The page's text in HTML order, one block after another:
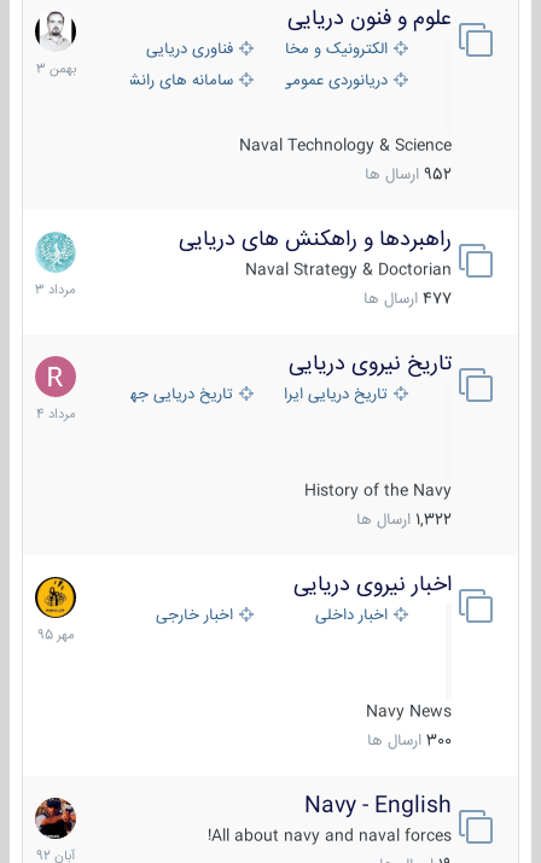
علوم و فنون دریایی
الکترونیک و مخابرات دریاییفناوری دریایی
دریانوردی عمومی
سامانه های رانشی دریایی
Naval Technology & Science
952 ارسال ها
6
بهمن
1403
راهبردها و راهکنش های دریایی
Naval Strategy & Doctorian
477 ارسال ها
2
مرداد
1403
تاریخ نیروی دریایی
تاریخ دریایی ایران تاریخ دریایی جهان
History of the Navy
1,322 ارسال ها
16
مرداد
1404
اخبار نیروی دریایی
اخبار داخلی اخبار خارجی
Navy News
300 ارسال ها
27
مهر
1395
Navy - English
All about navy and naval forces!
22
آبان
1392